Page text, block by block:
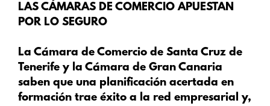
LAS CÁMARAS DE COMERCIO APUESTAN
POR LO SEGURO
La Cámara de Comercio de Santa Cruz de
Tenerife y la Cámara de Gran Canaria
saben que una planificación acertada en
formación trae éxito a la red empresarial y,